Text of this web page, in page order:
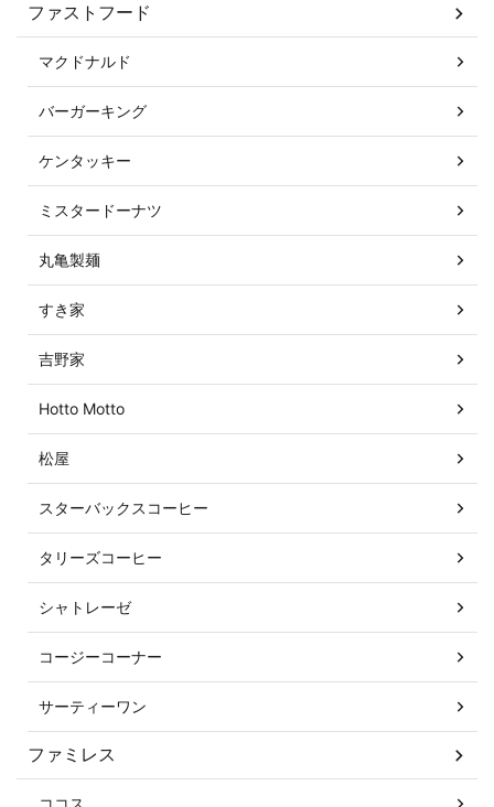
ファストフード
マクドナルド
バーガーキング
ケンタッキー
ミスタードーナツ
丸亀製麺
すき家
吉野家
Hotto Motto
松屋
スターバックスコーヒー
タリーズコーヒー
シャトレーゼ
コージーコーナー
サーティーワン
ファミレス
ココス